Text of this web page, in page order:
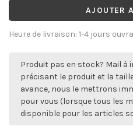
AJOUTER
Heure de livraison: 1-4 jours
Produit pas en stock? Mail à
précisant le produit et la
avance, nous le mettrons
pour vous (lorsque tous les
disponible pour les articles